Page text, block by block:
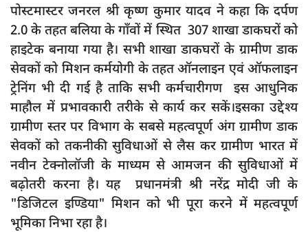
पोस्टमास्टर जनरल श्री कृष्ण कुमार यादव ने कहा कि दर्पण
2.0 के तहत बलिया के गाँवों में स्थित 307 शाखा डाकघरों को
हाइटेक बनाया गया है। सभी शाखा डाकघरों के ग्रामीण डाक
सेवकों को मिशन कर्मयोगी के तहत ऑनलाइन एवं ऑफलाइन
ट्रेनिंग भी दी गई है ताकि सभी कर्मचारीगण इस आधुनिक
माहौल में प्रभावकारी तरीके से कार्य कर सकें।इसका उद्देश्य
ग्रामीण स्तर पर विभाग के सबसे महत्वपूर्ण अंग ग्रामीण डाक
सेवकों को तकनीकी सुविधाओं से लैस कर ग्रामीण भारत में
नवीन टेक्नोलॉजी के माध्यम से आमजन की सुविधाओं में
बढ़ोतरी करना है। यह प्रधानमंत्री श्री नरेंद्र मोदी जी के
"डिजिटल इण्डिया" मिशन को भी पूरा करने में महत्वपूर्ण
भूमिका निभा रहा है।